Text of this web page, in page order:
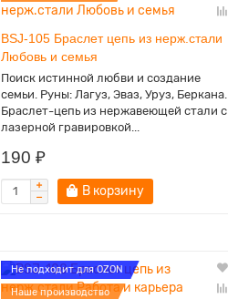
BSJ-105 Браслет цепь из нерж.стали
Любовь и семья
Поиск истинной любви и создание
семьи. Руны: Лагуз, Эваз, Уруз, Беркана.
Браслет-цепь из нержавеющей стали с
лазерной гравировкой...
190 ₽
В корзину
Не подходит для OZON
Наше производство